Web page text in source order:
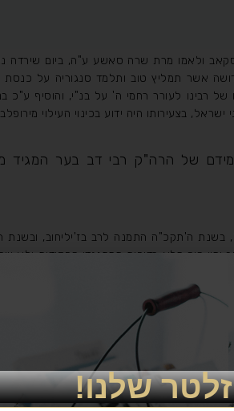
ולאמו מרת שרה סאשע ע"ה, ביום שירדה
אשר תמליץ טוב ותלמד סנגוריה על כנסת
רבינו לעורר רחמי ה' על בנ"י, והוסיף ע"כ
בצעירותו היה ידוע בכינוי העילוי
של הרה"ק רבי דב בער המגיד
ה'תקכ"ה התמנה לרב בז'יליחוב, ובשנת
ימיו היה מלא רדיפות ממתנגדי החסידות
אומץ לנסוע לרבו הגדול הרה"ק רבי דב
כי אנשי ק"ק ברדיטשוב קבלו אותו בכבוד
היתה יד החסידים על העליונה והם ידעו
הטוב של הרה"ק מברדיטשוב על
ואומר תהלים ומבקש רחמים מה'
שלנו!